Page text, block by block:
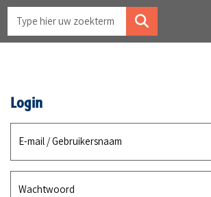
Login
E-mail / Gebruikersnaam
Wachtwoord